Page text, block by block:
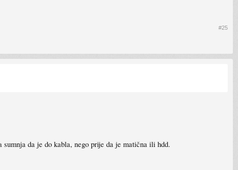
#25
da je do kabla, nego prije da je matična ili hdd.